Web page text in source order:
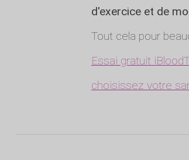
d'exercice et de
Tout cela pour
Essai gratuit
choisissez votre